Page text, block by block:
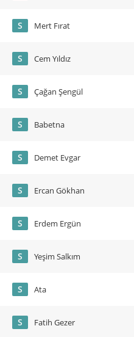
S Mert Fırat
S Cem Yıldız
S Çağan Şengül
S Babetna
S Demet Evgar
S Ercan Gökhan
S Erdem Ergün
S Yeşim Salkım
S Ata
S Fatih Gezer